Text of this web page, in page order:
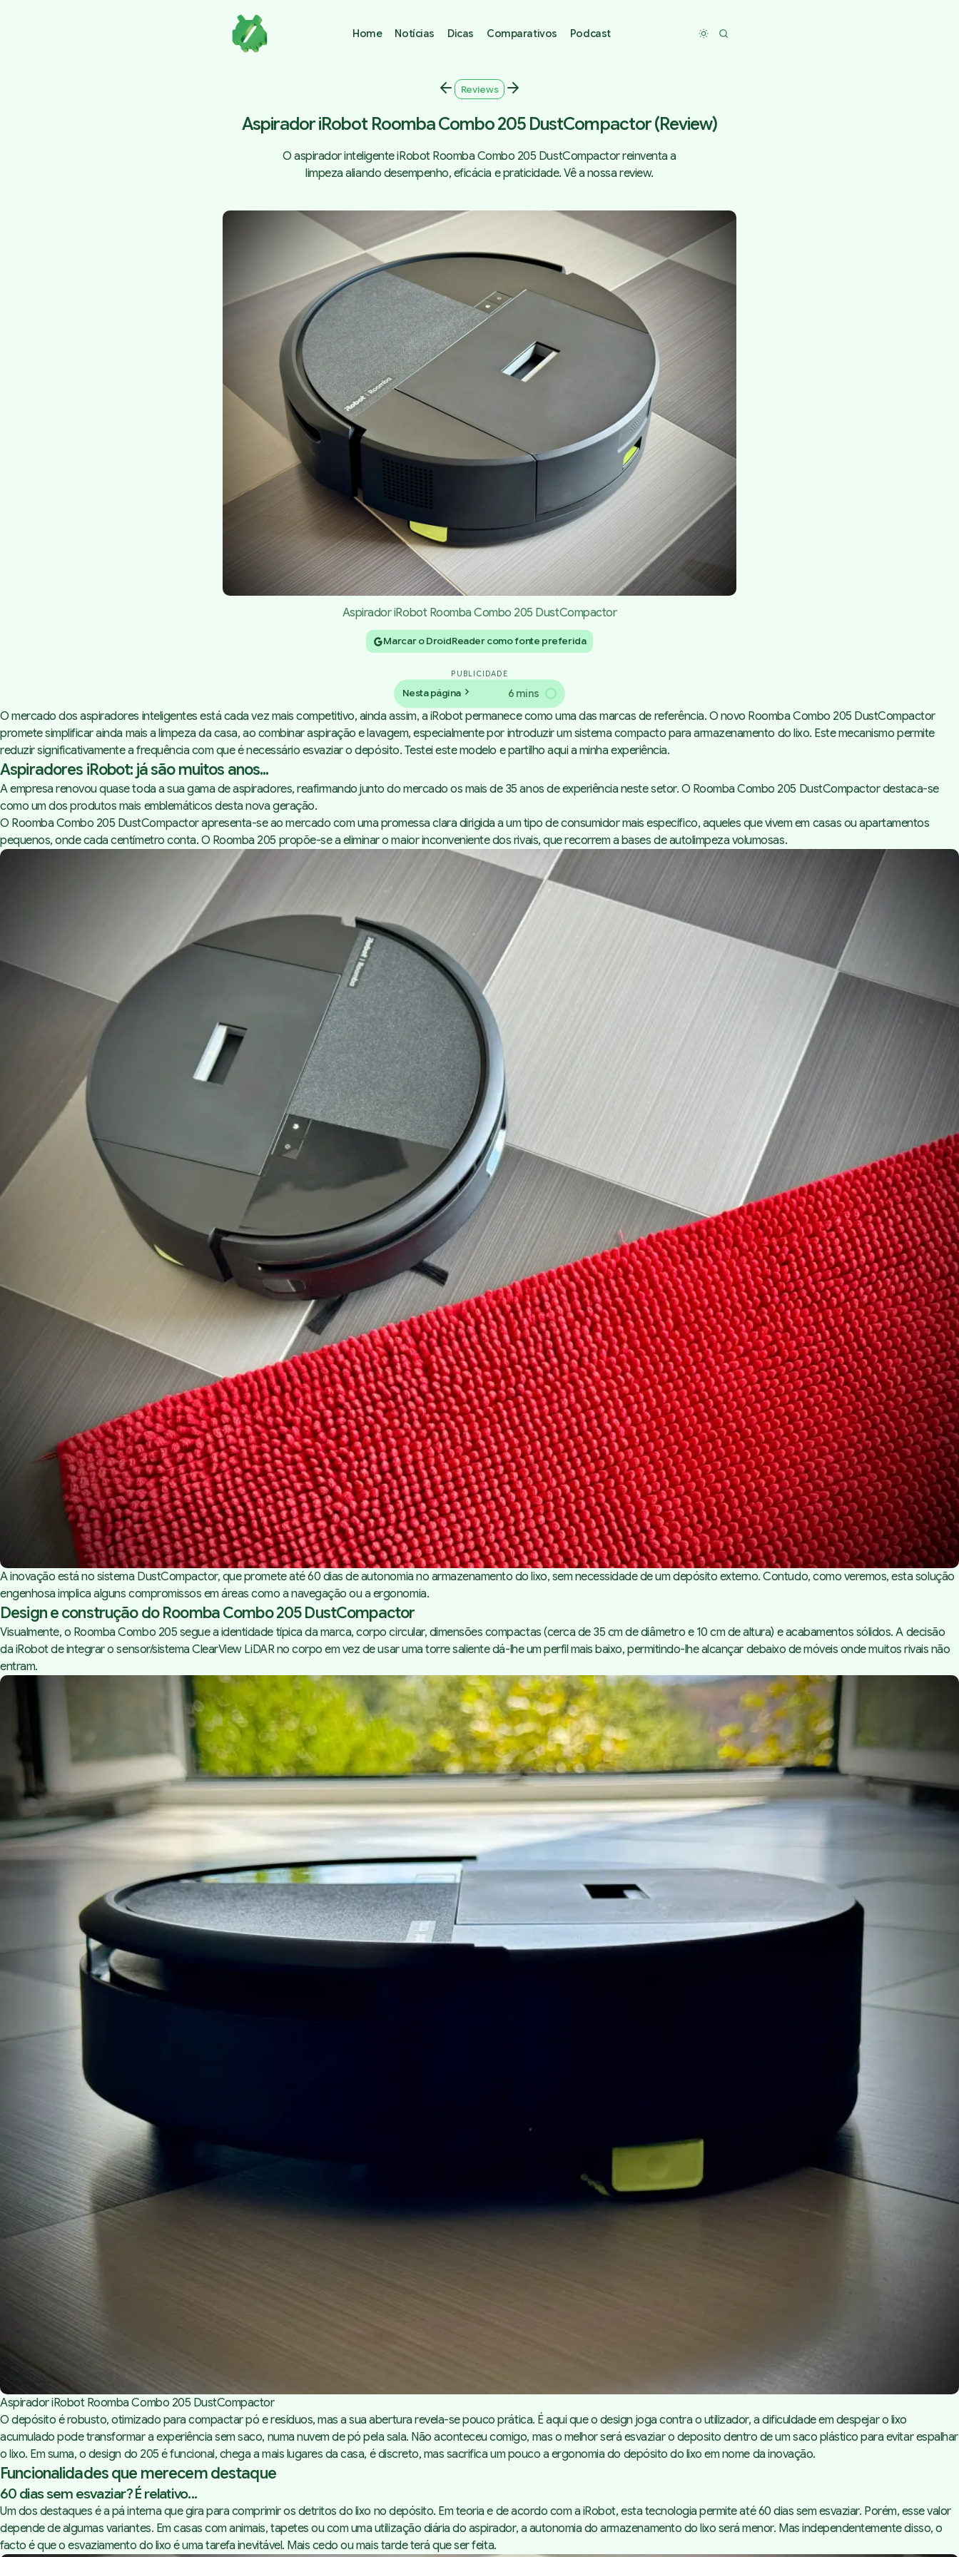
Home Notícias Dicas Comparativos Podcast Toggle dark mode
Reviews
Aspirador iRobot Roomba Combo 205 DustCompactor (Review)
O aspirador inteligente iRobot Roomba Combo 205 DustCompactor reinventa a
limpeza aliando desempenho, eficácia e praticidade. Vê a nossa review.
Aspirador iRobot Roomba Combo 205 DustCompactor
Marcar o DroidReader como fonte preferida
PUBLICIDADE
Nesta página 6 mins
60 dias sem esvaziar? É
relativo...
Potência de aspiração
E a mopa de microfibra?
Navegação ClearView LiDAR
Aplicação Roomba Home
Ideal para:
Menos indicado para:
O mercado dos aspiradores inteligentes está cada vez mais competitivo, ainda assim, a iRobot permanece como uma das marcas de referência. O novo Roomba Combo 205 DustCompactor
promete simplificar ainda mais a limpeza da casa, ao combinar aspiração e lavagem, especialmente por introduzir um sistema compacto para armazenamento do lixo. Este mecanismo permite
reduzir significativamente a frequência com que é necessário esvaziar o depósito. Testei este modelo e partilho aqui a minha experiência.
Aspiradores iRobot: já são muitos anos...
A empresa renovou quase toda a sua gama de aspiradores, reafirmando junto do mercado os mais de 35 anos de experiência neste setor. O Roomba Combo 205 DustCompactor destaca-se
como um dos produtos mais emblemáticos desta nova geração.
O Roomba Combo 205 DustCompactor apresenta-se ao mercado com uma promessa clara dirigida a um tipo de consumidor mais específico, aqueles que vivem em casas ou apartamentos
pequenos, onde cada centímetro conta. O Roomba 205 propõe-se a eliminar o maior inconveniente dos rivais, que recorrem a bases de autolimpeza volumosas.
A inovação está no sistema DustCompactor, que promete até 60 dias de autonomia no armazenamento do lixo, sem necessidade de um depósito externo. Contudo, como veremos, esta solução
engenhosa implica alguns compromissos em áreas como a navegação ou a ergonomia.
Design e construção do Roomba Combo 205 DustCompactor
Visualmente, o Roomba Combo 205 segue a identidade típica da marca, corpo circular, dimensões compactas (cerca de 35 cm de diâmetro e 10 cm de altura) e acabamentos sólidos. A decisão
da iRobot de integrar o sensor/sistema ClearView LiDAR no corpo em vez de usar uma torre saliente dá-lhe um perfil mais baixo, permitindo-lhe alcançar debaixo de móveis onde muitos rivais não
entram.
Aspirador iRobot Roomba Combo 205 DustCompactor
O depósito é robusto, otimizado para compactar pó e resíduos, mas a sua abertura revela-se pouco prática. É aqui que o design joga contra o utilizador, a dificuldade em despejar o lixo
acumulado pode transformar a experiência sem saco, numa nuvem de pó pela sala. Não aconteceu comigo, mas o melhor será esvaziar o deposito dentro de um saco plástico para evitar espalhar
o lixo. Em suma, o design do 205 é funcional, chega a mais lugares da casa, é discreto, mas sacrifica um pouco a ergonomia do depósito do lixo em nome da inovação.
Funcionalidades que merecem destaque
60 dias sem esvaziar? É relativo...
Um dos destaques é a pá interna que gira para comprimir os detritos do lixo no depósito. Em teoria e de acordo com a iRobot, esta tecnologia permite até 60 dias sem esvaziar. Porém, esse valor
depende de algumas variantes. Em casas com animais, tapetes ou com uma utilização diária do aspirador, a autonomia do armazenamento do lixo será menor. Mas independentemente disso, o
facto é que o esvaziamento do lixo é uma tarefa inevitável. Mais cedo ou mais tarde terá que ser feita.